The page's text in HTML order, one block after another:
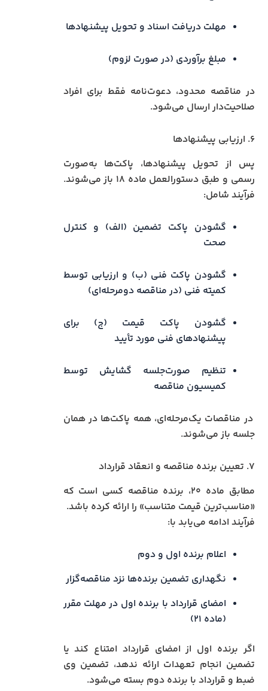
مهلت دریافت اسناد و تحویل پیشنهادها
مبلغ برآوردی (در صورت لزوم)
در مناقصه محدود، دعوت‌نامه فقط برای افراد
صلاحیت‌دار ارسال می‌شود.
۶. ارزیابی پیشنهادها
پس از تحویل پیشنهادها، پاکت‌ها به‌صورت
رسمی و طبق دستورالعمل ماده ۱۸ باز می‌شوند.
فرآیند شامل:
گشودن پاکت تضمین (الف) و کنترل
صحت
گشودن پاکت فنی (ب) و ارزیابی توسط
کمیته فنی (در مناقصه دو‌مرحله‌ای)
گشودن پاکت قیمت (ج) برای
پیشنهادهای فنی مورد تأیید
تنظیم صورت‌جلسه گشایش توسط
کمیسیون مناقصه
در مناقصات یک‌مرحله‌ای، همه پاکت‌ها در همان
جلسه باز می‌شوند.
۷. تعیین برنده مناقصه و انعقاد قرارداد
مطابق ماده ۲۰، برنده مناقصه کسی است که
«مناسب‌ترین قیمت متناسب» را ارائه کرده باشد.
فرآیند ادامه می‌یابد با:
اعلام برنده اول و دوم
نگهداری تضمین برنده‌ها نزد مناقصه‌گزار
امضای قرارداد با برنده اول در مهلت مقرر
(ماده ۲۱)
اگر برنده اول از امضای قرارداد امتناع کند یا
تضمین انجام تعهدات ارائه ندهد، تضمین وی
ضبط و قرارداد با برنده دوم بسته می‌شود.